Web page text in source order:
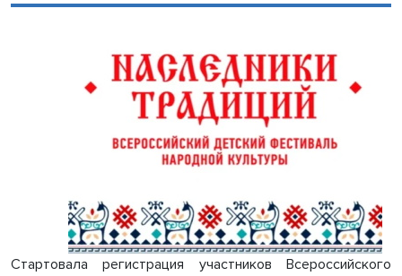
Стартовала регистрация участников Всероссийского